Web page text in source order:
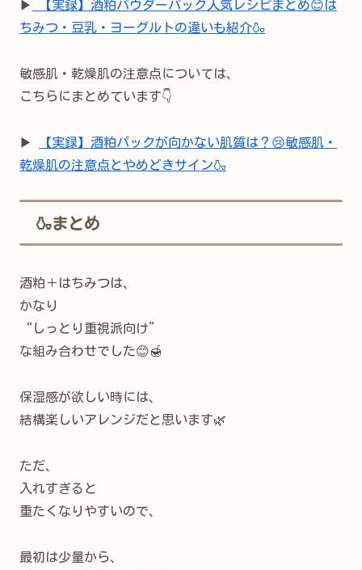
▶
【実録】酒粕パウダーパック人気レシピまとめ😊は
ちみつ・豆乳・ヨーグルトの違いも紹介🍶
敏感肌・乾燥肌の注意点については、
こちらにまとめています👇
▶
【実録】酒粕パックが向かない肌質は？😢敏感肌・
乾燥肌の注意点とやめどきサイン🍶
🍶まとめ
酒粕＋はちみつは、
かなり
“しっとり重視派向け”
な組み合わせでした😊🍯
保湿感が欲しい時には、
結構楽しいアレンジだと思います🌿
ただ、
入れすぎると
重たくなりやすいので、
最初は少量から、